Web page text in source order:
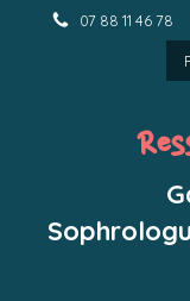
07 88 11 46 78